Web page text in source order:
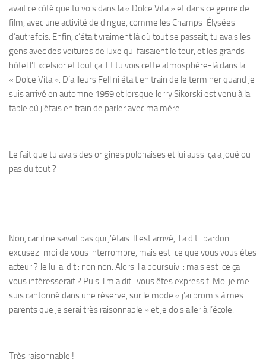
avait ce côté que tu vois dans la « Dolce Vita » et dans ce genre de
film, avec une activité de dingue, comme les Champs-Élysées
d’autrefois. Enfin, c’était vraiment là où tout se passait, tu avais les
gens avec des voitures de luxe qui faisaient le tour, et les grands
hôtel l’Excelsior et tout ça. Et tu vois cette atmosphère-là dans la
« Dolce Vita ». D’ailleurs Fellini était en train de le terminer quand je
suis arrivé en automne 1959 et lorsque Jerry Sikorski est venu à la
table où j’étais en train de parler avec ma mère.
Le fait que tu avais des origines polonaises et lui aussi ça a joué ou
pas du tout ?
Non, car il ne savait pas qui j’étais. Il est arrivé, il a dit : pardon
excusez-moi de vous interrompre, mais est-ce que vous vous êtes
acteur ? Je lui ai dit : non non. Alors il a poursuivi : mais est-ce ça
vous intéresserait ? Puis il m’a dit : vous êtes expressif. Moi je me
suis cantonné dans une réserve, sur le mode « j’ai promis à mes
parents que je serai très raisonnable » et je dois aller à l’école.
Très raisonnable !